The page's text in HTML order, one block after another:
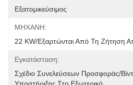
Εξατομικεύσιμος
ΜΗΧΑΝΗ:
22 KW/εξαρτώνται Από Τη Ζήτηση
Εγκατάσταση:
Σχέδιο Συνελεύσεων Προσφοράς/